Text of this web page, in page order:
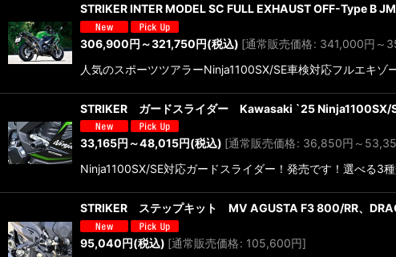
STRIKER INTER MODEL SC FULL EXHAUST OFF-Type
306,900円 ～321,750円(税込) [通常販売価格: 341,000円 ～
人気のスポーツツアラーNinja1100SX/SE車検対応フルエキ
STRIKER ガードスライダー Kawasaki `25 Ninja1100SX/
33,165円 ～48,015円(税込) [通常販売価格: 36,850円 ～
Ninja1100SX/SE対応ガードスライダー！発売です！選べる3
STRIKER ステップキット MV AGUSTA F3 800/RR、
95,040円(税込) [通常販売価格: 105,600円]